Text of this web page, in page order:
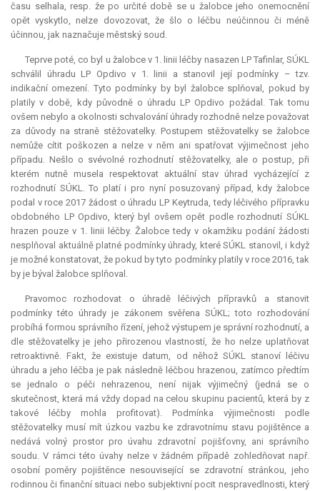
času selhala, resp. že po určité době se u žalobce jeho onemocnění
opět vyskytlo, nelze dovozovat, že šlo o léčbu neúčinnou či méně
účinnou, jak naznačuje městský soud.
Teprve poté, co byl u žalobce v 1. linii léčby nasazen LP Tafinlar, SÚKL
schválil úhradu LP Opdivo v 1. linii a stanovil její podmínky – tzv.
indikační omezení. Tyto podmínky by byl žalobce splňoval, pokud by
platily v době, kdy původně o úhradu LP Opdivo požádal. Tak tomu
ovšem nebylo a okolnosti schvalování úhrady rozhodně nelze považovat
za důvody na straně stěžovatelky. Postupem stěžovatelky se žalobce
nemůže cítit poškozen a nelze v něm ani spatřovat výjimečnost jeho
případu. Nešlo o svévolné rozhodnutí stěžovatelky, ale o postup, při
kterém nutně musela respektovat aktuální stav úhrad vycházející z
rozhodnutí SÚKL. To platí i pro nyní posuzovaný případ, kdy žalobce
podal v roce 2017 žádost o úhradu LP Keytruda, tedy léčivého přípravku
obdobného LP Opdivo, který byl ovšem opět podle rozhodnutí SÚKL
hrazen pouze v 1. linii léčby. Žalobce tedy v okamžiku podání žádosti
nesplňoval aktuálně platné podmínky úhrady, které SÚKL stanovil, i když
je možné konstatovat, že pokud by tyto podmínky platily v roce 2016, tak
by je býval žalobce splňoval.
Pravomoc rozhodovat o úhradě léčivých přípravků a stanovit
podmínky této úhrady je zákonem svěřena SÚKL; toto rozhodování
probíhá formou správního řízení, jehož výstupem je správní rozhodnutí, a
dle stěžovatelky je jeho přirozenou vlastností, že ho nelze uplatňovat
retroaktivně. Fakt, že existuje datum, od něhož SÚKL stanoví léčivu
úhradu a jeho léčba je pak následně léčbou hrazenou, zatímco předtím
se jednalo o péči nehrazenou, není nijak výjimečný (jedná se o
skutečnost, která má vždy dopad na celou skupinu pacientů, která by z
takové léčby mohla profitovat). Podmínka výjimečnosti podle
stěžovatelky musí mít úzkou vazbu ke zdravotnímu stavu pojištěnce a
nedává volný prostor pro úvahu zdravotní pojišťovny, ani správního
soudu. V rámci této úvahy nelze v žádném případě zohledňovat např.
osobní poměry pojištěnce nesouvisející se zdravotní stránkou, jeho
rodinnou či finanční situaci nebo subjektivní pocit nespravedlnosti, který